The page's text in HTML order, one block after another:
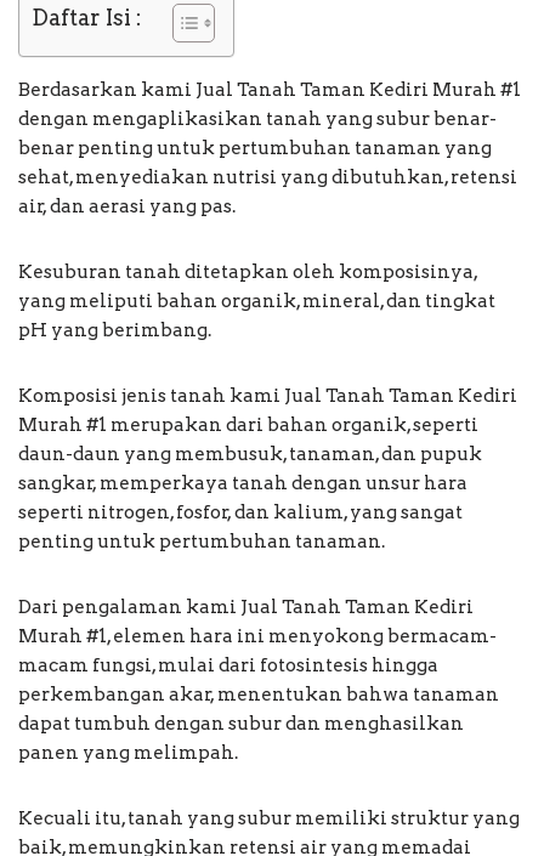
Daftar Isi :
Berdasarkan kami Jual Tanah Taman Kediri Murah #1
dengan mengaplikasikan tanah yang subur benar-
benar penting untuk pertumbuhan tanaman yang
sehat, menyediakan nutrisi yang dibutuhkan, retensi
air, dan aerasi yang pas.
Kesuburan tanah ditetapkan oleh komposisinya,
yang meliputi bahan organik, mineral, dan tingkat
pH yang berimbang.
Komposisi jenis tanah kami Jual Tanah Taman Kediri
Murah #1 merupakan dari bahan organik, seperti
daun-daun yang membusuk, tanaman, dan pupuk
sangkar, memperkaya tanah dengan unsur hara
seperti nitrogen, fosfor, dan kalium, yang sangat
penting untuk pertumbuhan tanaman.
Dari pengalaman kami Jual Tanah Taman Kediri
Murah #1, elemen hara ini menyokong bermacam-
macam fungsi, mulai dari fotosintesis hingga
perkembangan akar, menentukan bahwa tanaman
dapat tumbuh dengan subur dan menghasilkan
panen yang melimpah.
Kecuali itu, tanah yang subur memiliki struktur yang
baik, memungkinkan retensi air yang memadai